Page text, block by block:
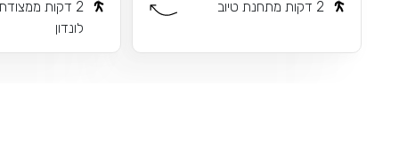
2 דקות מתחנת טיוב
2 דקות
לונדון